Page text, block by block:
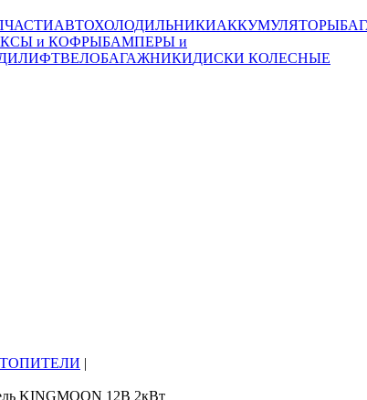
АВТОХОЛОДИЛЬНИКИАККУМУЛЯТОРЫ
и КОФРЫБАМПЕРЫ и
ВЕЛОБАГАЖНИКИДИСКИ КОЛЕСНЫЕ
|
KINGMOON 12В 2кВт